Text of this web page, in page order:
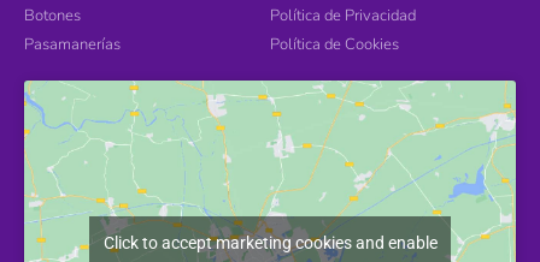
Botones
Pasamanerías
Política de Privacidad
Política de Cookies
Click to accept marketing cookies and enable